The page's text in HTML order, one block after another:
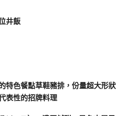
井飯
特色餐點草鞋豬排，份量超大形狀
表性的招牌料理